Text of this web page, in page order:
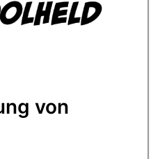
von